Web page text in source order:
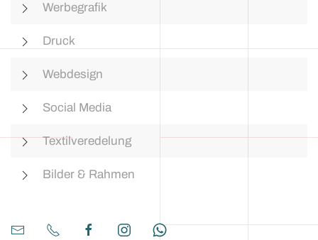
Werbegrafik
Druck
Webdesign
Social Media
Textilveredelung
Bilder & Rahmen